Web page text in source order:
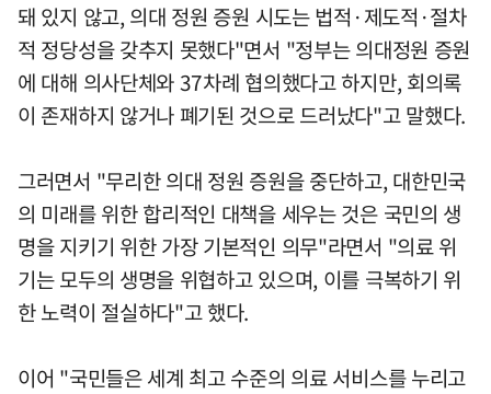
돼 있지 않고, 의대 정원 증원 시도는 법적·제도적·절차
적 정당성을 갖추지 못했다"면서 "정부는 의대정원 증원
에 대해 의사단체와 37차례 협의했다고 하지만, 회의록
이 존재하지 않거나 폐기된 것으로 드러났다"고 말했다.
그러면서 "무리한 의대 정원 증원을 중단하고, 대한민국
의 미래를 위한 합리적인 대책을 세우는 것은 국민의 생
명을 지키기 위한 가장 기본적인 의무"라면서 "의료 위
기는 모두의 생명을 위협하고 있으며, 이를 극복하기 위
한 노력이 절실하다"고 했다.
이어 "국민들은 세계 최고 수준의 의료 서비스를 누리고